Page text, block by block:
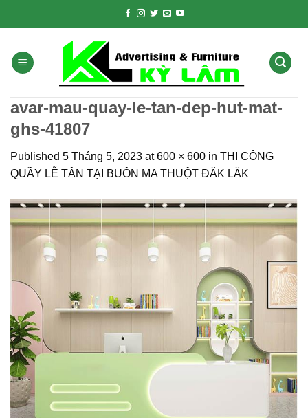
avar-mau-quay-le-tan-dep-hut-mat-
ghs-41807
Published 5 Tháng 5, 2023 at600 × 600 in THI CÔNG
QUẦY LỄ TÂN TẠI BUÔN MA THUỘT ĐĂK LĂK